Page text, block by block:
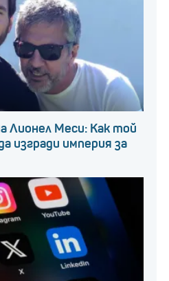
Лионел Меси: Как той
изгради империя за